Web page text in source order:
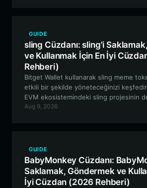
GUIDE
sling Cüzdanı: sling'i
ve Kullanmak İçin En İyi
Rehberi)
Bitget Wallet kullanarak sling meme
etkili bir şekilde yöneteceğinizi
EVM ekosistemindeki sling projesinin
ekonomisiyle etkileşime geçmek,
Aug 9, 2026
GUIDE
BabyMonkey Cüzdanı:
Saklamak, Göndermek ve
İyi Cüzdan (2026 Rehberi)